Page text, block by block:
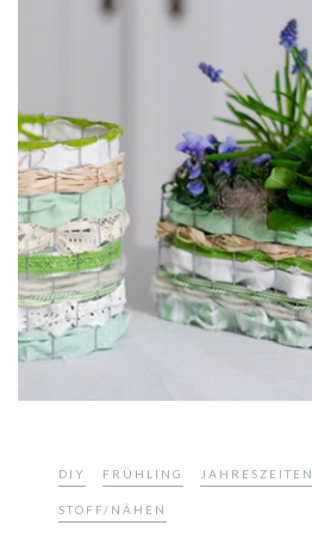
DIY FRÜHLING JAHRESZEITEN
STOFF/NÄHEN